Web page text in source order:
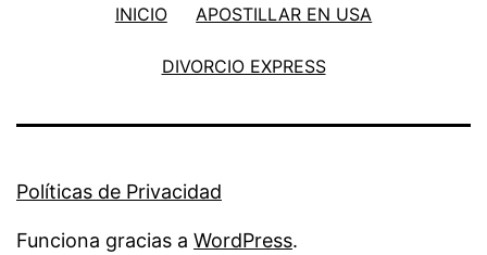
INICIO APOSTILLAR EN USA
DIVORCIO EXPRESS
Políticas de Privacidad
Funciona gracias a WordPress.